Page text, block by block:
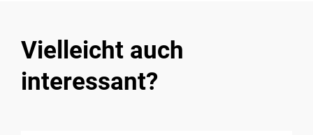
Vielleicht auch
interessant?